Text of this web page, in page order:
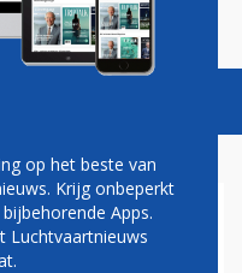
Vacatures
op het beste van
Krijg onbeperkt
Apps.
Luchtvaartnieuws